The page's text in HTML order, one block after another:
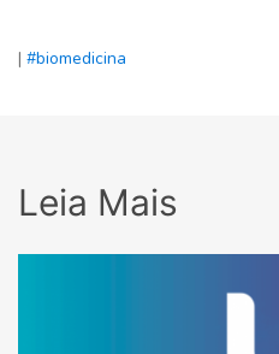
| #biomedicina
Leia Mais